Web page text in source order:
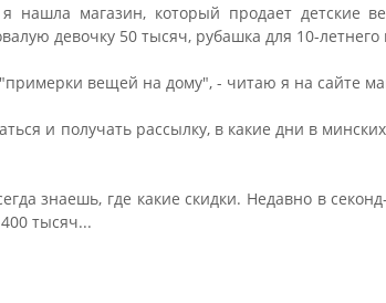
нашла магазин, который продает детские
девочку 50 тысяч, рубашка для 10-
вещей на дому", - читаю я на сайте
и получать рассылку, в какие дни в
знаешь, где какие скидки. Недавно в
тысяч...